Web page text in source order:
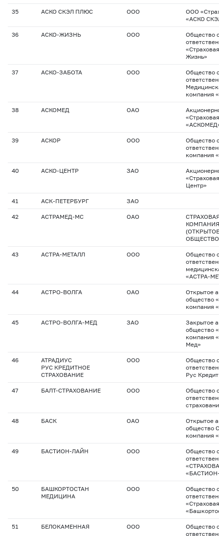
35 АСКО СКЭЛ ПЛЮС ООО
ООО
«АСКО
36 АСКО-ЖИЗНЬ ООО
Общество
Жизнь»
37 АСКО-ЗАБОТА ООО
Общество
компания
38 АСКОМЕД ОАО
39 АСКОР ООО
Общество
компания
40 АСКО-ЦЕНТР ЗАО
Центр»
41 АСК-ПЕТЕРБУРГ ЗАО
42 АСТРАМЕД-МС ОАО
43 АСТРА-МЕТАЛЛ ООО
Общество
«АСТРА-
44 АСТРО-ВОЛГА ОАО
Открытое
общество
компания
45 АСТРО-ВОЛГА-МЕД ЗАО
Закрытое
общество
компания
Мед»
46
АТРАДИУС
РУС КРЕДИТНОЕ
СТРАХОВАНИЕ
ООО
Общество
Рус
47 БАЛТ-СТРАХОВАНИЕ ООО
Общество
48 БАСК ОАО
Открытое
общество
компания
49 БАСТИОН-ЛАЙН ООО
Общество
50
БАШКОРТОСТАН
МЕДИЦИНА
ООО
Общество
51 БЕЛОКАМЕННАЯ ООО
Общество